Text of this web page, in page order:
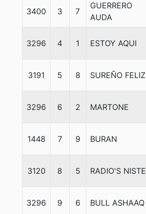
3400 3 7
GUERRERO
AUDA
3296 4 1 ESTOY AQUI
3191 5 8 SUREÑO FELIZ
3296 6 2 MARTONE
1448 7 9 BURAN
3120 8 5 RADIO'S NISTE
3296 9 6 BULL ASHAAQ